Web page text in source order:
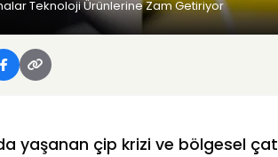
Teknoloji Ürünlerine Zam Getiriyor
yaşanan çip krizi ve bölgesel